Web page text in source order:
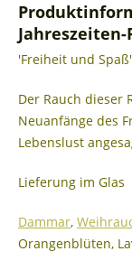
'Freiheit und
Der Rauch dieser
Neuanfänge des
Lebenslust
Lieferung im Glas
Dammar,
Orangenblüten,